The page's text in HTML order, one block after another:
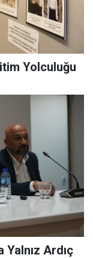
Yolculuğu
Yalnız Ardıç